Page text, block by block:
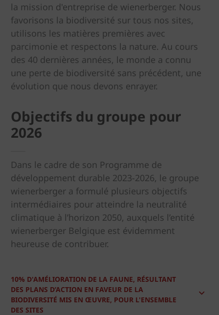
la mission d'entreprise de wienerberger. Nous
favorisons la biodiversité sur tous nos sites,
utilisons les matières premières avec
parcimonie et respectons la nature. Au cours
des 40 dernières années, le monde a connu
une perte de biodiversité sans précédent, une
évolution que nous devons enrayer.
Objectifs du groupe pour
2026
Dans le cadre de son Programme de
développement durable 2023-2026, le groupe
wienerberger a formulé plusieurs objectifs
intermédiaires pour atteindre la neutralité
climatique à l’horizon 2050, auxquels l’entité
wienerberger Belgique est évidemment
heureuse de contribuer.
10% D'AMÉLIORATION DE LA FAUNE, RÉSULTANT
DES PLANS D’ACTION EN FAVEUR DE LA
BIODIVERSITÉ MIS EN ŒUVRE, POUR L'ENSEMBLE
DES SITES